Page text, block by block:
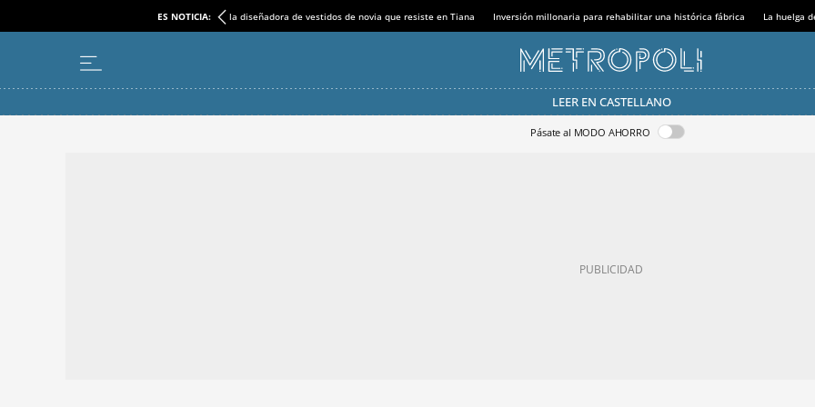
ES NOTICIA: la diseñadora de vestidos de novia que resiste en Tiana Inversión millonaria para rehabilitar una histórica fábrica La huelga
LEER EN CASTELLANO
Pásate al MODO AHORRO